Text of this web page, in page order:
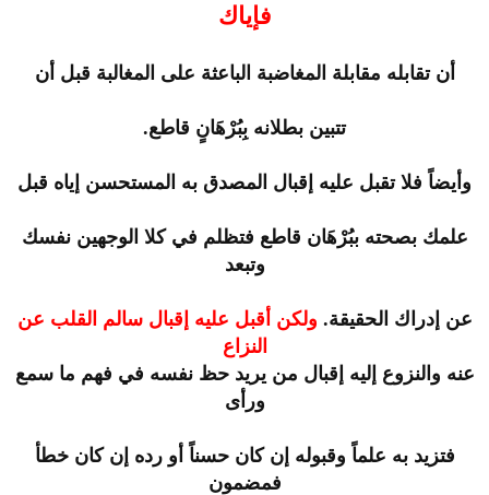
فإياك
أن تقابله مقابلة المغاضبة الباعثة على المغالبة قبل أن
تتبين بطلانه بِبُرْهَانٍ قاطع.
وأيضاً فلا تقبل عليه إقبال المصدق به المستحسن إياه قبل
علمك بصحته ببُرْهَان قاطع فتظلم في كلا الوجهين نفسك
وتبعد
عن إدراك الحقيقة. ولكن أقبل عليه إقبال سالم القلب عن
النزاع
عنه والنزوع إليه إقبال من يريد حظ نفسه في فهم ما سمع
ورأى
فتزيد به علماً وقبوله إن كان حسناً أو رده إن كان خطأ
فمضمون